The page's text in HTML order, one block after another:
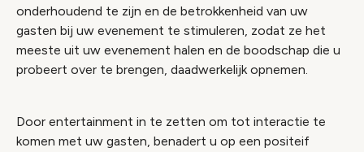
onderhoudend te zijn en de betrokkenheid van uw
gasten bij uw evenement te stimuleren, zodat ze het
meeste uit uw evenement halen en de boodschap die u
probeert over te brengen, daadwerkelijk opnemen.
Door entertainment in te zetten om tot interactie te
komen met uw gasten, benadert u op een positeif